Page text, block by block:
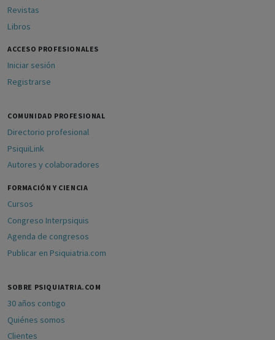
Revistas
Libros
ACCESO PROFESIONALES
Iniciar sesión
Registrarse
COMUNIDAD PROFESIONAL
Directorio profesional
PsiquiLink
Autores y colaboradores
FORMACIÓN Y CIENCIA
Cursos
Congreso Interpsiquis
Agenda de congresos
Publicar en Psiquiatria.com
SOBRE PSIQUIATRIA.COM
30 años contigo
Quiénes somos
Clientes